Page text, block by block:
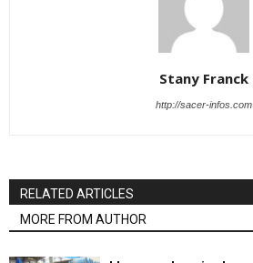
Stany Franck
http://sacer-infos.com
RELATED ARTICLES
MORE FROM AUTHOR